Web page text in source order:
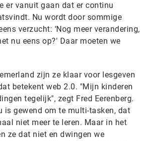
er vanuit gaan dat er continu
Nu wordt door sommige
verzucht: ‘Nog meer verandering,
nu eens op?' Daar moeten we
zijn ze klaar voor lesgeven
betekent web 2.0. "Mijn kinderen
tegelijk", zegt Fred Eerenberg.
is gewend om te multi-tasken, dat
niet meer te leren. Maar in het
ze dat niet en dwingen we